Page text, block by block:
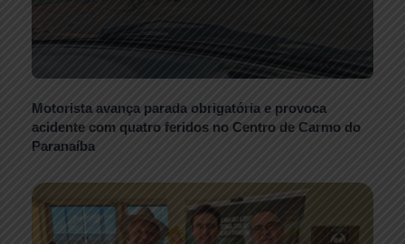
Motorista avança parada obrigatória e provoca
acidente com quatro feridos no Centro de Carmo do
Paranaíba